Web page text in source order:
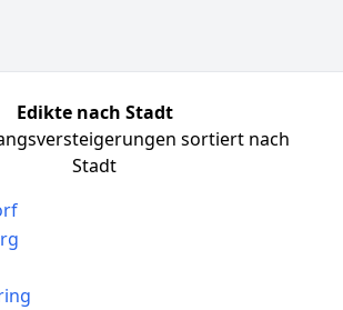
Edikte nach Stadt
sortiert nach
Stadt